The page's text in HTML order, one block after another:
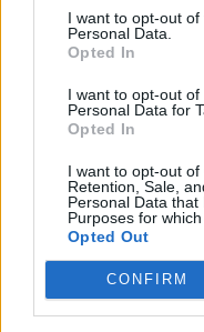
I want to opt-out
Personal Data.
Opted In
I want to opt-out
Personal Data for
Opted In
I want to opt-out of
Retention, Sale,
Personal Data
Purposes for
Opted Out
CONFIRM
cancellabili, senza costi